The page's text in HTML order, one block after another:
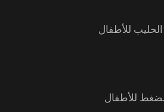
للأطفال
للأطفال